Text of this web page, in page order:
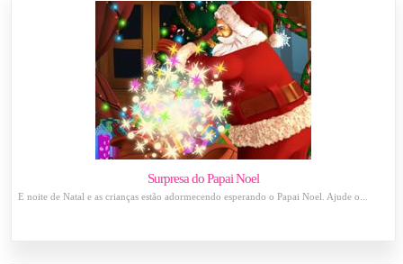
Surpresa do Papai Noel
É noite de Natal e as crianças estão adormecendo esperando o Papai Noel. Ajude o...